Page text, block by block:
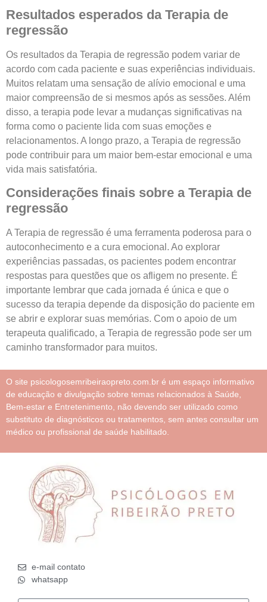
Resultados esperados da Terapia de
regressão
Os resultados da Terapia de regressão podem variar de
acordo com cada paciente e suas experiências individuais.
Muitos relatam uma sensação de alívio emocional e uma
maior compreensão de si mesmos após as sessões. Além
disso, a terapia pode levar a mudanças significativas na
forma como o paciente lida com suas emoções e
relacionamentos. A longo prazo, a Terapia de regressão
pode contribuir para um maior bem-estar emocional e uma
vida mais satisfatória.
Considerações finais sobre a Terapia de
regressão
A Terapia de regressão é uma ferramenta poderosa para o
autoconhecimento e a cura emocional. Ao explorar
experiências passadas, os pacientes podem encontrar
respostas para questões que os afligem no presente. É
importante lembrar que cada jornada é única e que o
sucesso da terapia depende da disposição do paciente em
se abrir e explorar suas memórias. Com o apoio de um
terapeuta qualificado, a Terapia de regressão pode ser um
caminho transformador para muitos.
O site psicologosemribeiraopreto.com.br é um espaço informativo
de educação e divulgação sobre temas relacionados à Saúde,
Bem-estar e Entretenimento, não devendo ser utilizado como
substituto de diagnósticos ou tratamentos, sem antes consultar um
médico ou profissional de saúde habilitado.
e-mail contato
whatsapp